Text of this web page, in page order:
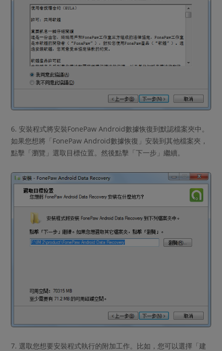
6. 安裝程式將安裝FonePaw Android數據恢復到默認檔案夾中。
如果您想將「FonePaw Android數據恢復」安裝到其他檔案夾，
點擊「瀏覽」選取目標位置。然後點擊「下一步」繼續。
7. 選取您想要安裝程式執行的附加工作。比如，您可以選擇「建